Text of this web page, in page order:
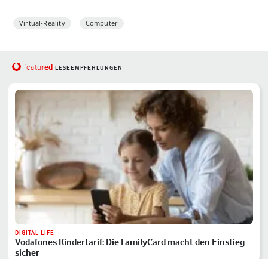
Virtual-Reality Computer
featured LESEEMPFEHLUNGEN
DIGITAL LIFE
Vodafones Kindertarif: Die FamilyCard macht den Einstieg
sicher